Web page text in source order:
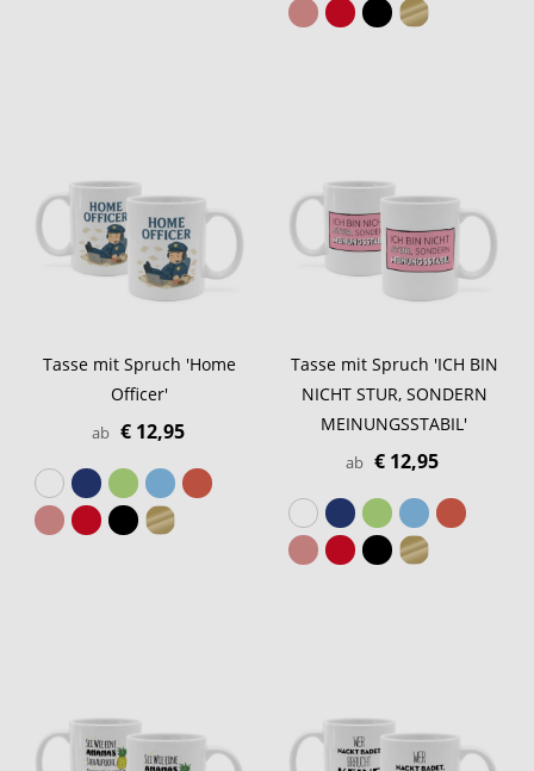
Tasse mit Spruch 'Home
Officer'
ab € 12,95
Tasse mit Spruch 'ICH BIN
NICHT STUR, SONDERN
MEINUNGSSTABIL'
ab € 12,95